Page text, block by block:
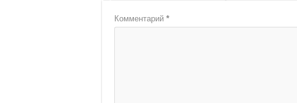
Комментарий *